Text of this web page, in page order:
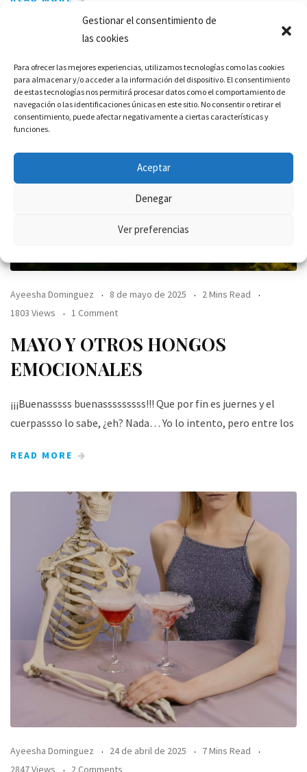
Gestionar el consentimiento de
las cookies
Para ofrecer las mejores experiencias, utilizamos tecnologías como las cookies
para almacenar y/o acceder a la información del dispositivo. El consentimiento
de estas tecnologías nos permitirá procesar datos como el comportamiento de
navegación o las identificaciones únicas en este sitio. No consentir o retirar el
consentimiento, puede afectar negativamente a ciertas características y
funciones.
Aceptar
Denegar
Ver preferencias
Ayeesha Dominguez 8 de mayo de 2025
2 Mins Read
1803 Views
1 Comment
MAYO Y OTROS HONGOS
EMOCIONALES
¡¡¡Buenasssss buenasssssssss!!! Que por fin es juernes y el
cuerpassso lo sabe, ¿eh? Nada… Yo lo intento, pero entre los
READ MORE
Ayeesha Dominguez 24 de abril de 2025
7 Mins Read
2847 Views
2 Comments